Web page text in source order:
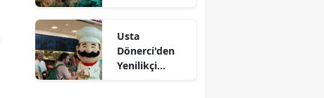
Transplantasy
onu
Uygulandı!
Usta
Dönerci'den
Yenilikçi